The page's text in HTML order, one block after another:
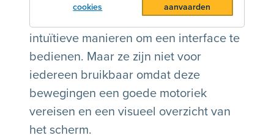
cookies
aanvaarden
Slepen, vegen, drag&drop lijken
intuïtieve manieren om een interface te
bedienen. Maar ze zijn niet voor
iedereen bruikbaar omdat deze
bewegingen een goede motoriek
vereisen en een visueel overzicht van
het scherm.